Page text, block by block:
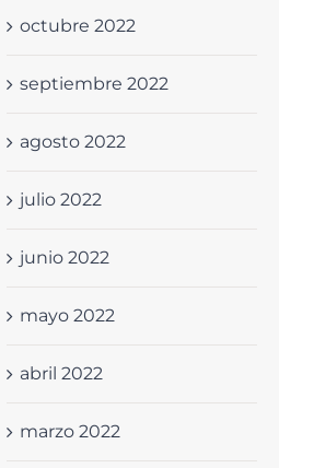
octubre 2022
septiembre 2022
agosto 2022
julio 2022
junio 2022
mayo 2022
abril 2022
marzo 2022